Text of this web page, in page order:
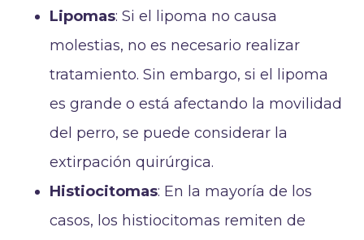
Lipomas: Si el lipoma no causa
molestias, no es necesario realizar
tratamiento. Sin embargo, si el lipoma
es grande o está afectando la movilidad
del perro, se puede considerar la
extirpación quirúrgica.
Histiocitomas: En la mayoría de los
casos, los histiocitomas remiten de